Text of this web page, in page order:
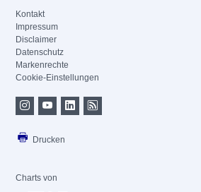
Kontakt
Impressum
Disclaimer
Datenschutz
Markenrechte
Cookie-Einstellungen
Drucken
Charts von